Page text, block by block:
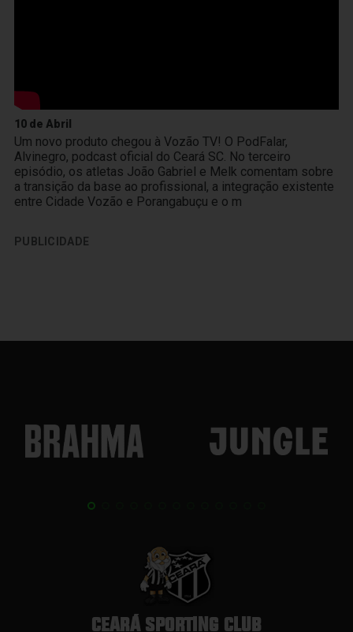
10 de Abril
Um novo produto chegou à Vozão TV! O PodFalar,
Alvinegro, podcast oficial do Ceará SC. No terceiro
episódio, os atletas João Gabriel e Melk comentam sobre
a transição da base ao profissional, a integração existente
entre Cidade Vozão e Porangabuçu e o m
PUBLICIDADE
CEARÁ SPORTING CLUB